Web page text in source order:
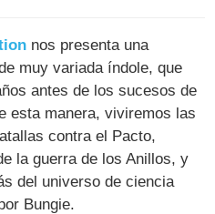
nos presenta una
muy variada índole, que
antes de los sucesos de
esta manera, viviremos las
contra el Pacto,
la guerra de los Anillos, y
del universo de ciencia
Bungie.